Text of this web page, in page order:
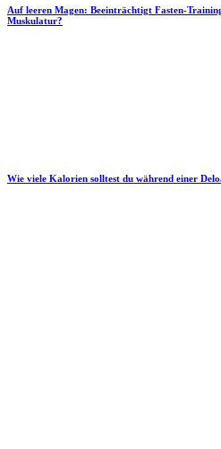
Auf leeren Magen: Beeinträchtigt Fasten-
Muskulatur?
Wie viele Kalorien solltest du während einer